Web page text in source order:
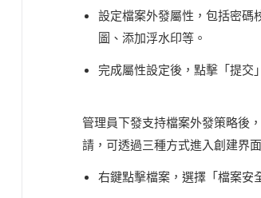
設定檔案外發屬性，包括密碼
圖、添加浮水印等。
完成屬性設定後，點擊「提交
管理員下發支持檔案外發策略後
請，可透過三種方式進入創建界面
右鍵點擊檔案，選擇「檔案安